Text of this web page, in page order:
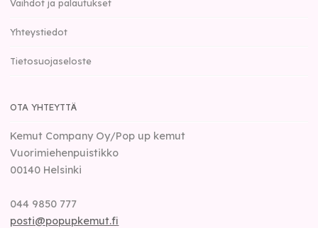
Vaihdot ja palautukset
Yhteystiedot
Tietosuojaseloste
OTA YHTEYTTÄ
Kemut Company Oy/Pop up kemut
Vuorimiehenpuistikko
00140 Helsinki
044 9850 777
posti@popupkemut.fi